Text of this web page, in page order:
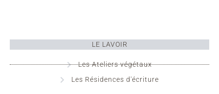
LE LAVOIR
Les Ateliers végétaux
Les Résidences d'écriture